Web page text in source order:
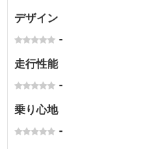
デザイン
-
走行性能
-
乗り心地
-